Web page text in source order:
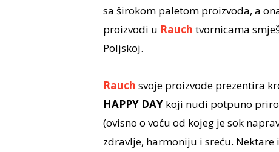
sa širokom paletom proizvoda, a
proizvodi u Rauch tvornicama
Poljskoj.
Rauch svoje proizvode prezentira
HAPPY DAYkoji nudi potpuno
(ovisno o voću od kojeg je sok
zdravlje, harmoniju i sreću. Nektare